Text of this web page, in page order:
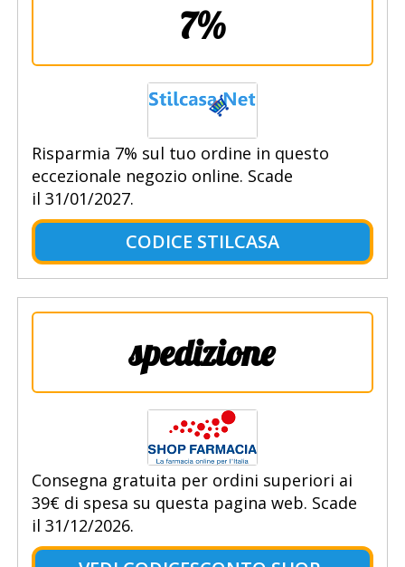
7%
Risparmia 7% sul tuo ordine in questo
eccezionale negozio online. Scade
il 31/01/2027.
CODICE STILCASA
spedizione
Consegna gratuita per ordini superiori ai
39€ di spesa su questa pagina web. Scade
il 31/12/2026.